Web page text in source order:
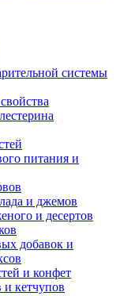
системы
питания и
и джемов
и десертов
добавок и
и конфет
и кетчупов